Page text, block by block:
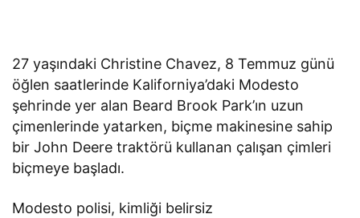
27 yaşındaki Christine Chavez, 8 Temmuz günü
öğlen saatlerinde Kaliforniya’daki Modesto
şehrinde yer alan Beard Brook Park’ın uzun
çimenlerinde yatarken, biçme makinesine sahip
bir John Deere traktörü kullanan çalışan çimleri
biçmeye başladı.
Modesto polisi, kimliği belirsiz